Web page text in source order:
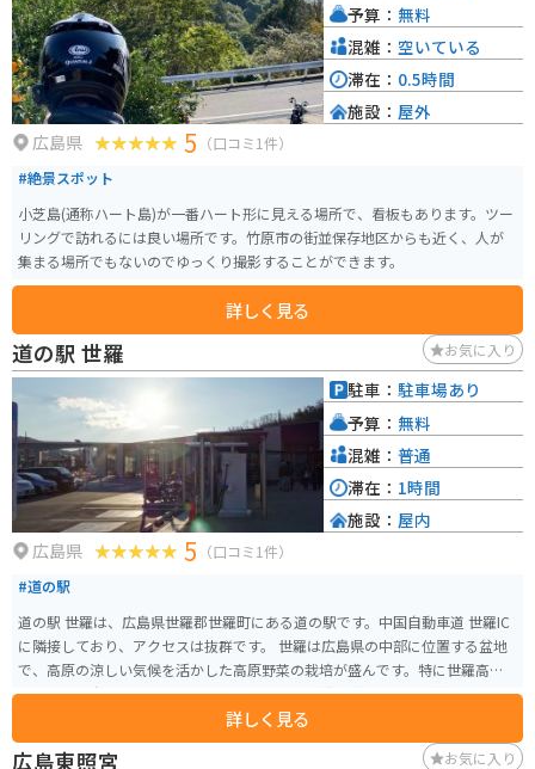
広島県 5 （口コミ1件）
#絶景スポット
小芝島(通称ハート島)が一番ハート形に見える場所で、看板もあります。ツー
リングで訪れるには良い場所です。竹原市の街並保存地区からも近く、人が
集まる場所でもないのでゆっくり撮影することができます。
詳しく見る
予算： 無料
混雑： 空いている
滞在： 0.5時間
施設： 屋外
道の駅 世羅 お気に入り
広島県 5 （口コミ1件）
#道の駅
道の駅 世羅は、広島県世羅郡世羅町にある道の駅です。中国自動車道 世羅IC
に隣接しており、アクセスは抜群です。 世羅は広島県の中部に位置する盆地
で、高原の涼しい気候を活かした高原野菜の栽培が盛んです。特に世羅高原
農場では、春はチューリップ、夏はひまわり、秋はダリアと、季節ごとに色
とりどりの花が咲き乱れる絶景を見ることができます。道の駅 世羅では、地
元で採れた新鮮な野菜や果物をはじめ、世羅で作られた加工品や工芸品な
詳しく見る
駐車： 駐車場あり
予算： 無料
混雑： 普通
滞在： 1時間
施設： 屋内
広島東照宮 お気に入り